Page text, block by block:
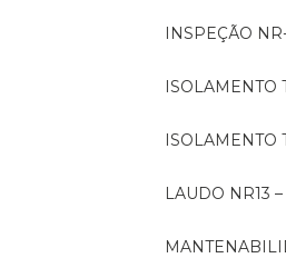
INSPEÇÃO
ISOLAMENTO
LAUDO NR13